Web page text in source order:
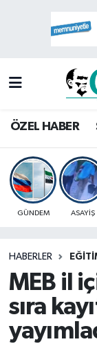
ÖZEL HABER
GÜNDEM ASAYİŞ
HABERLER
MEB il
sıra
Mersin
Mersin
Mersin
Süper Lig
Haber